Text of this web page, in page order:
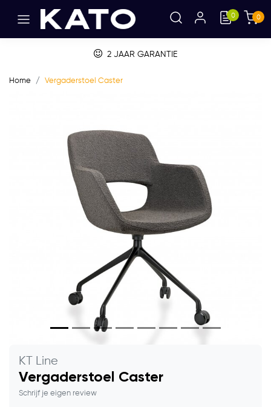
0 0
2 JAAR GARANTIE
Home Vergaderstoel Caster
KT Line
Vergaderstoel Caster
Schrijf je eigen review